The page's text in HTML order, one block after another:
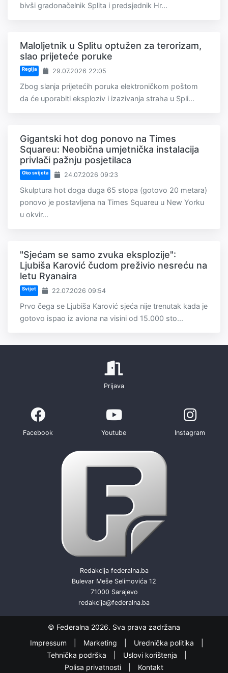
bivši gradonačelnik Splita i predsjednik Hr...
Maloljetnik u Splitu optužen za terorizam,
slao prijeteće poruke
Regija 29.07.2026 22:05
Zbog slanja prijetećih poruka elektroničkom poštom
da će uporabiti eksploziv i izazivanja straha u Spli...
Gigantski hot dog ponovo na Times
Squareu: Neobična umjetnička instalacija
privlači pažnju posjetilaca
Oko svijeta 24.07.2026 09:23
Skulptura hot doga duga 65 stopa (gotovo 20 metara)
ponovo je postavljena na Times Squareu u New Yorku
u okvir...
"Sjećam se samo zvuka eksplozije":
Ljubiša Karović čudom preživio nesreću na
letu Ryanaira
Svijet 22.07.2026 09:54
Prvo čega se Ljubiša Karović sjeća nije trenutak kada je
gotovo ispao iz aviona na visini od 15.000 sto...
Prijava
Facebook Youtube Instagram
Redakcija federalna.ba
Bulevar Meše Selimovića 12
71000 Sarajevo
redakcija@federalna.ba
© Federalna 2026. Sva prava zadržana
Impressum
Marketing
Urednička politika
Tehnička podrška
Uslovi korištenja
Polisa privatnosti
Kontakt